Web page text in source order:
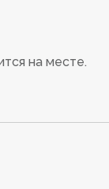
на месте.